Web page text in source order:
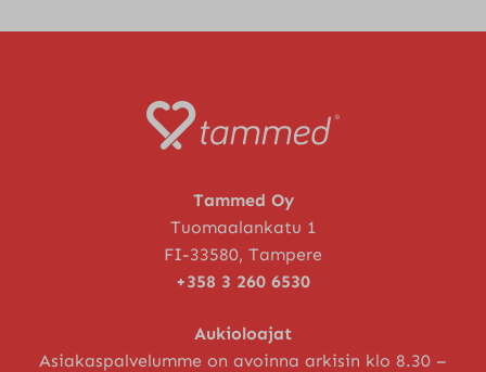
Tammed Oy
Tuomaalankatu 1
FI-33580, Tampere
+358 3 260 6530
Aukioloajat
Asiakaspalvelumme on avoinna arkisin klo 8.30 –